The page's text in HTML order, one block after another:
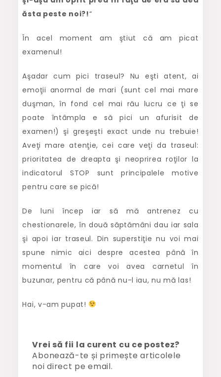
ăsta peste noi?!“
În acel moment am ştiut că am picat
examenul!
Aşadar cum pici traseul? Nu eşti atent, ai
emoţii anormal de mari (sunt cel mai mare
duşman, în fond cel mai rău lucru ce ţi se
poate întâmpla e să pici un afurisit de
examen!) şi greşeşti exact unde nu trebuie!
Aveţi mare atenţie, cei care veţi da traseul:
prioritatea de dreapta şi neoprirea roţilor la
indicatorul STOP sunt principalele motive
pentru care se pică!
De luni încep iar să mă antrenez cu
chestionarele, în două săptămâni dau iar sala
şi apoi iar traseul. Din superstiţie nu voi mai
spune nimic aici despre acestea până în
momentul în care voi avea carnetul în
buzunar, pentru că până nu-l iau, nu mă las!
Hai, v-am pupat!
Vrei să fii la curent cu ce postez?
Abonează-te și primește articolele
noi direct pe email.